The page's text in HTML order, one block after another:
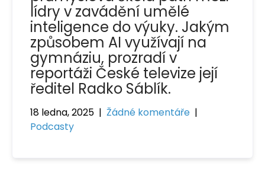
lídry v zavádění umělé
inteligence do výuky. Jakým
způsobem AI využívají na
gymnáziu, prozradí v
reportáži České televize její
ředitel Radko Sáblík.
18 ledna, 2025 | Žádné komentáře |
Podcasty